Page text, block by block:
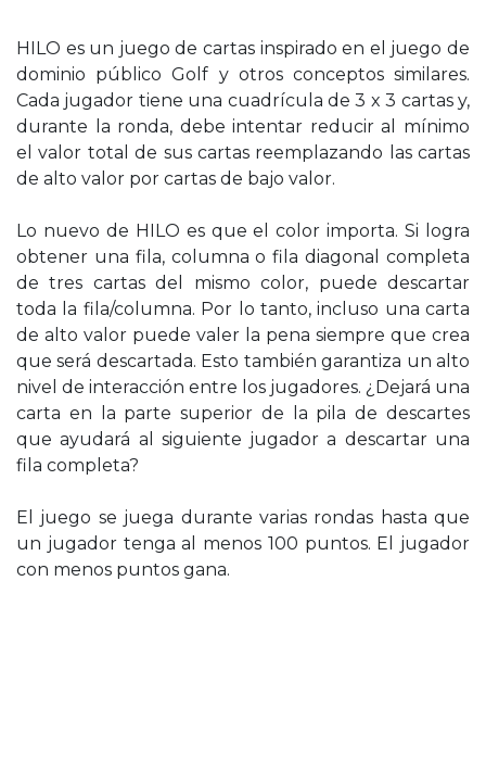
HILO es un juego de cartas inspirado en el juego de
dominio público Golf y otros conceptos similares.
Cada jugador tiene una cuadrícula de 3 x 3 cartas y,
durante la ronda, debe intentar reducir al mínimo
el valor total de sus cartas reemplazando las cartas
de alto valor por cartas de bajo valor.
Lo nuevo de HILO es que el color importa. Si logra
obtener una fila, columna o fila diagonal completa
de tres cartas del mismo color, puede descartar
toda la fila/columna. Por lo tanto, incluso una carta
de alto valor puede valer la pena siempre que crea
que será descartada. Esto también garantiza un alto
nivel de interacción entre los jugadores. ¿Dejará una
carta en la parte superior de la pila de descartes
que ayudará al siguiente jugador a descartar una
fila completa?
El juego se juega durante varias rondas hasta que
un jugador tenga al menos 100 puntos. El jugador
con menos puntos gana.